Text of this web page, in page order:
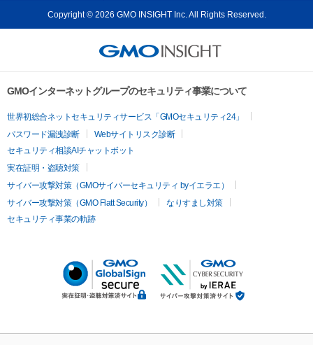
Copyright © 2026 GMO INSIGHT Inc. All Rights Reserved.
GMOインターネットグループのセキュリティ事業について
世界初総合ネットセキュリティサービス「GMOセキュリティ24」
パスワード漏洩診断
Webサイトリスク診断
セキュリティ相談AIチャットボット
実在証明・盗聴対策
サイバー攻撃対策（GMOサイバーセキュリティ byイエラエ）
サイバー攻撃対策（GMO Flatt Security）
なりすまし対策
セキュリティ事業の軌跡